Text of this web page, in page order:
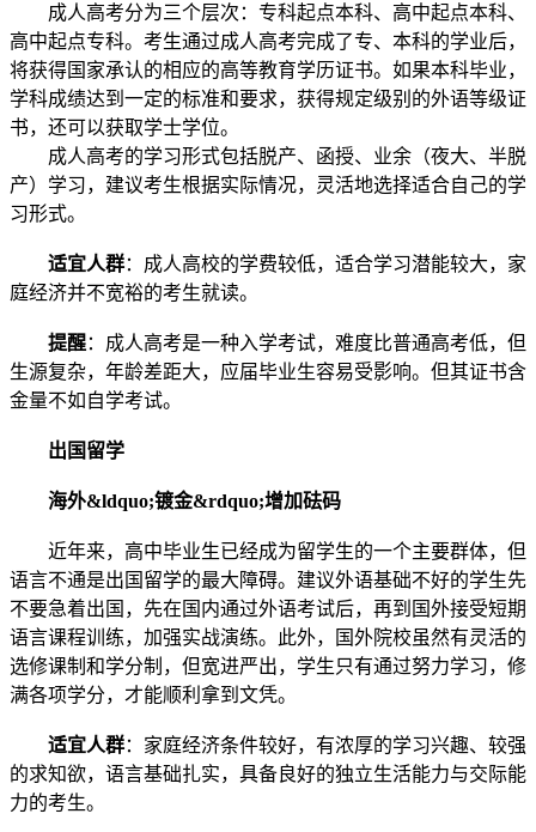
成人高考分为三个层次：专科起点本科、高中起点本科、
高中起点专科。考生通过成人高考完成了专、本科的学业后，
将获得国家承认的相应的高等教育学历证书。如果本科毕业，
学科成绩达到一定的标准和要求，获得规定级别的外语等级证
书，还可以获取学士学位。
成人高考的学习形式包括脱产、函授、业余（夜大、半脱
产）学习，建议考生根据实际情况，灵活地选择适合自己的学
习形式。
适宜人群：成人高校的学费较低，适合学习潜能较大，家
庭经济并不宽裕的考生就读。
提醒：成人高考是一种入学考试，难度比普通高考低，但
生源复杂，年龄差距大，应届毕业生容易受影响。但其证书含
金量不如自学考试。
出国留学
海外&ldquo;镀金&rdquo;增加砝码
近年来，高中毕业生已经成为留学生的一个主要群体，但
语言不通是出国留学的最大障碍。建议外语基础不好的学生先
不要急着出国，先在国内通过外语考试后，再到国外接受短期
语言课程训练，加强实战演练。此外，国外院校虽然有灵活的
选修课制和学分制，但宽进严出，学生只有通过努力学习，修
满各项学分，才能顺利拿到文凭。
适宜人群：家庭经济条件较好，有浓厚的学习兴趣、较强
的求知欲，语言基础扎实，具备良好的独立生活能力与交际能
力的考生。